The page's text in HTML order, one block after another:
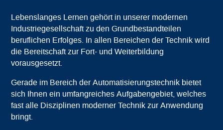
Lebenslanges Lernen gehört in unserer modernen
Industriegesellschaft zu den Grundbestandteilen
beruflichen Erfolges. In allen Bereichen der Technik wird
die Bereitschaft zur Fort- und Weiterbildung
vorausgesetzt.
Gerade im Bereich der Automatisierungstechnik bietet
sich Ihnen ein umfangreiches Aufgabengebiet, welches
fast alle Disziplinen moderner Technik zur Anwendung
bringt.